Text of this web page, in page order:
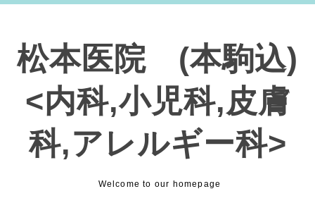
松本医院 (本駒込)
<内科,小児科,皮膚
科,アレルギー科>
Welcome to our homepage